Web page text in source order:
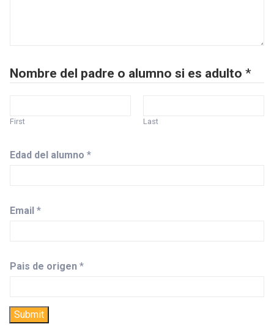
Nombre del padre o alumno si es adulto *
First Last
Edad del alumno *
Email *
Pais de origen *
Submit